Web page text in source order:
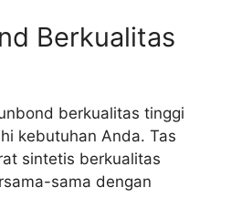
Berkualitas
berkualitas tinggi
kebutuhan Anda. Tas
sintetis berkualitas
sama dengan